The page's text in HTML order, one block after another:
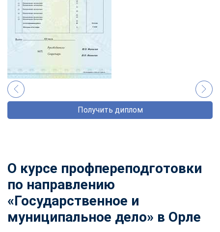
Получить диплом
О курсе профпереподготовки
по направлению
«Государственное и
муниципальное дело» в Орле